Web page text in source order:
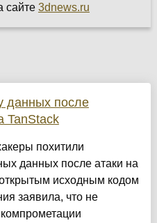
сайте 3dnews.ru
данных после
TanStack
похитили
данных после атаки на
исходным кодом
заявила, что не